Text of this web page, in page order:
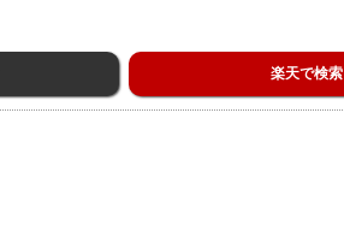
楽天で検索